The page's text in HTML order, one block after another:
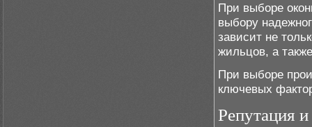
При выборе
выбору
зависит не
жильцов, а
При выборе
ключевых
Репутация